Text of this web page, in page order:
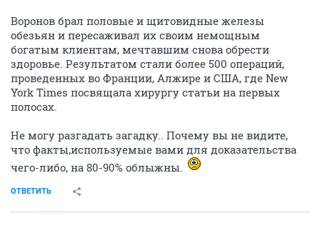
Воронов брал половые и щитовидные железы
обезьян и пересаживал их своим немощным
богатым клиентам, мечтавшим снова обрести
здоровье. Результатом стали более 500 операций,
проведенных во Франции, Алжире и США, где New
York Times посвящала хирургу статьи на первых
полосах.
Не могу разгадать загадку.. Почему вы не видите,
что факты,используемые вами для доказательства
чего-либо, на 80-90% облыжны.
ОТВЕТИТЬ